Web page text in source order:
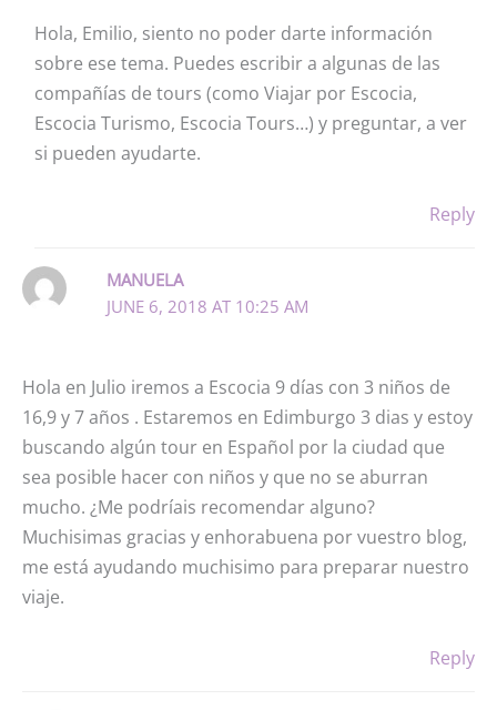
Hola, Emilio, siento no poder darte información
sobre ese tema. Puedes escribir a algunas de las
compañías de tours (como Viajar por Escocia,
Escocia Turismo, Escocia Tours…) y preguntar, a ver
si pueden ayudarte.
Reply
MANUELA
JUNE 6, 2018 AT 10:25 AM
Hola en Julio iremos a Escocia 9 días con 3 niños de
16,9 y 7 años . Estaremos en Edimburgo 3 dias y estoy
buscando algún tour en Español por la ciudad que
sea posible hacer con niños y que no se aburran
mucho. ¿Me podríais recomendar alguno?
Muchisimas gracias y enhorabuena por vuestro blog,
me está ayudando muchisimo para preparar nuestro
viaje.
Reply